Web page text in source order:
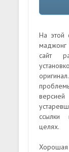
На этой
сайт
ссылки
целях.